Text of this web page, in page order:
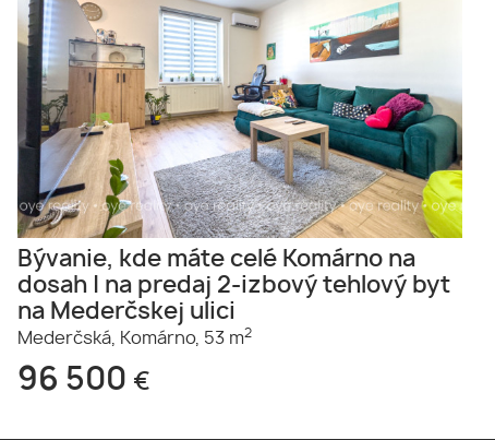
Bývanie, kde máte celé Komárno na
dosah | na predaj 2-izbový tehlový byt
na Mederčskej ulici
Mederčská, Komárno, 53 m2
96 500 €